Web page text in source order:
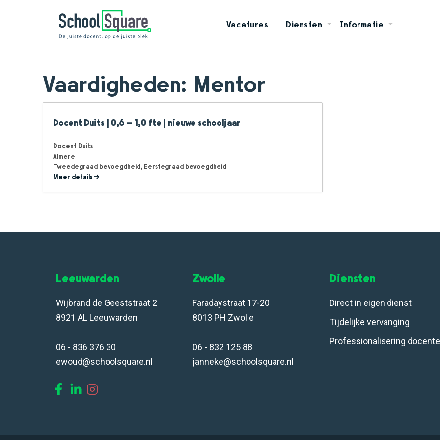
Vacatures Diensten Informatie
Vaardigheden: Mentor
Docent Duits | 0,6 – 1,0 fte | nieuwe schooljaar
Docent Duits
Almere
Tweedegraad bevoegdheid Eerstegraad bevoegdheid
Meer details
Leeuwarden
Wijbrand de Geeststraat 2
8921 AL Leeuwarden
06 - 836 376 30
ewoud@schoolsquare.nl
Zwolle
Faradaystraat 17-20
8013 PH Zwolle
06 - 832 125 88
janneke@schoolsquare.nl
Diensten
Direct in eigen dienst
Tijdelijke vervanging
Professionalisering